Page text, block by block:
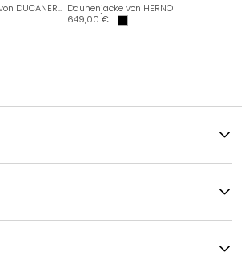
Chelsea-Boots aus Leder von DUCANERO SRL Daunenjacke von HERNO
649,00 €